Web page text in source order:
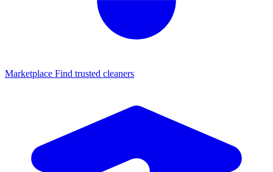
Marketplace Find trusted cleaners